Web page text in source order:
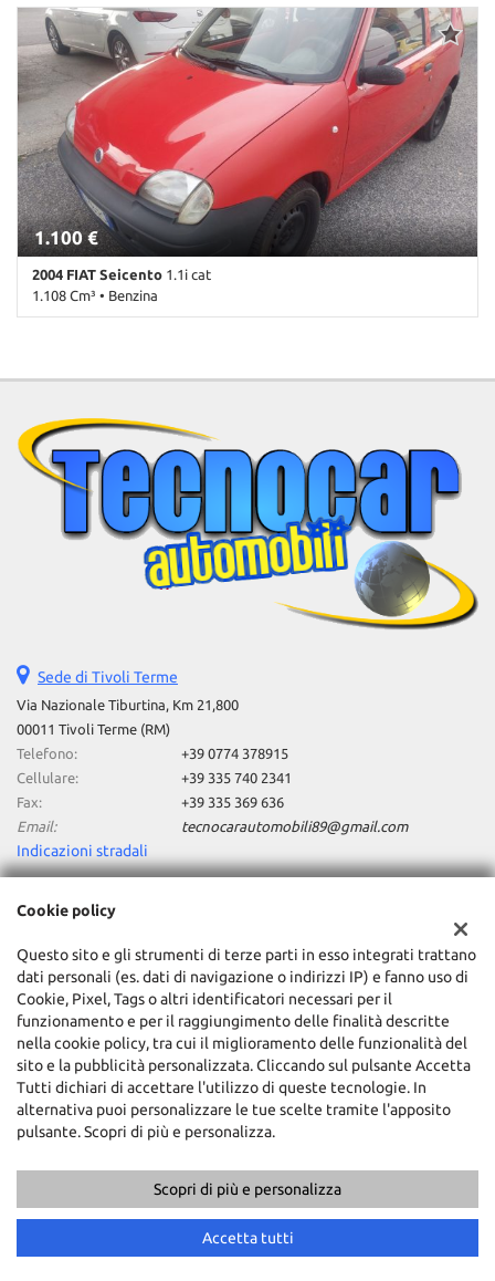
175.000 Km • Cambio Manuale (6) • Grigio metallizzato • 5 Porte •
ABS • Airbag • Airbag laterali • Airbag Passeggero • Alzacristalli
elettrici • Autoradio • Chiusura centralizzata • Climatizzatore •
Controllo automatico clima • Fendinebbia • Immobilizzatore
elettronico • Lettore CD • Sedile posteriore sdoppiato • Sensori di
parcheggio posteriori • Servosterzo • Specchietti laterali elettrici •
Volante in pelle
1.100 €
2004 FIAT Seicento 1.1i cat
1.108 Cm³ • Benzina
Sede di Tivoli Terme
Via Nazionale Tiburtina, Km 21,800
00011 Tivoli Terme (RM)
Telefono:
+39 0774 378915
Cellulare:
+39 335 740 2341
Fax:
+39 335 369 636
Email:
tecnocarautomobili89@gmail.com
Indicazioni stradali
Tecnocar Srl
Via Nazionale Tiburtina, Km 21,800, Tivoli Terme (RM)
C.F/P.IVA:03541581009
Registro delle imprese: RM
Copyright © 2026 GestionaleAuto.com S.r.l., Tutti i diritti riservati -
Leggi l'informativa sulla privacy-Cookie Policy
GestionaleAuto.com
Cookie policy
Questo sito e gli strumenti di terze parti in esso integrati trattano
dati personali (es. dati di navigazione o indirizzi IP) e fanno uso di
Cookie, Pixel, Tags o altri identificatori necessari per il
funzionamento e per il raggiungimento delle finalità descritte
nella cookie policy, tra cui il miglioramento delle funzionalità del
sito e la pubblicità personalizzata. Cliccando sul pulsante Accetta
Tutti dichiari di accettare l'utilizzo di queste tecnologie. In
alternativa puoi personalizzare le tue scelte tramite l'apposito
pulsante. Scopri di più e personalizza.
Scopri di più e personalizza
Accetta tutti